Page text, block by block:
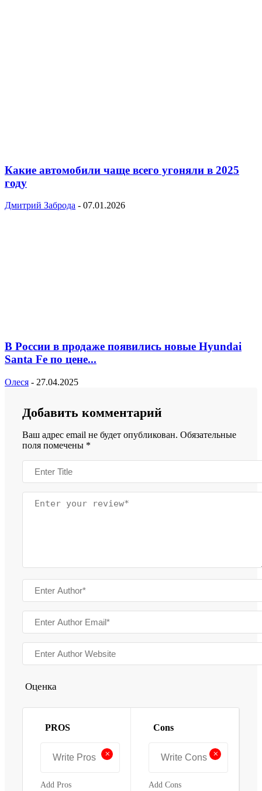
Какие автомобили чаще всего угоняли в 2025
году
Дмитрий Заброда - 07.01.2026
В России в продаже появились новые Hyundai
Santa Fe по цене...
Олеся - 27.04.2025
Добавить комментарий
Ваш адрес email не будет опубликован. Обязательные
поля помечены *
Оценка
PROS
+
Add Pros
Cons
+
Add Cons